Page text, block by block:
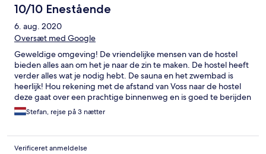
10/10 Enestående
6. aug. 2020
Oversæt med Google
Geweldige omgeving! De vriendelijke mensen van de hostel
bieden alles aan om het je naar de zin te maken. De hostel heeft
verder alles wat je nodig hebt. De sauna en het zwembad is
heerlijk! Hou rekening met de afstand van Voss naar de hostel
deze gaat over een prachtige binnenweg en is goed te berijden
maar het duurt ongeveer 30 minuten voordat je er bent. Familie
Broersen NL
Stefan, rejse på 3 nætter
Verificeret anmeldelse